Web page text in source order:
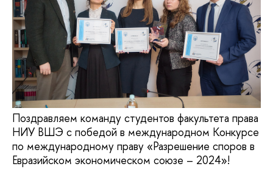
Поздравляем команду студентов факультета права
НИУ ВШЭ с победой в международном Конкурсе
по международному праву «Разрешение споров в
Евразийском экономическом союзе – 2024»!